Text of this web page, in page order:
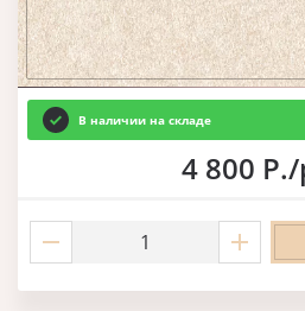
В наличии на складе
4 800